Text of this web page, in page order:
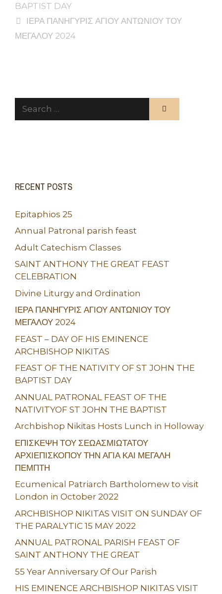
BAPTIST DAY
ΙΕΡΑ ΠΑΝΗΓΥΡΙΣ ΑΓΙΟΥ ΑΝΤΩΝΙΟΥ ΤΟΥ
ΜΕΓΑΛΟΥ 2024
RECENT POSTS
Epitaphios 25
Annual Patronal parish feast
Adult Catechism Classes
SAINT ANTHONY THE GREAT FEAST
CELEBRATION
Divine Liturgy and Ordination
ΙΕΡΑ ΠΑΝΗΓΥΡΙΣ ΑΓΙΟΥ ΑΝΤΩΝΙΟΥ ΤΟΥ
ΜΕΓΑΛΟΥ 2024
FEAST – DAY OF HIS EMINENCE
ARCHBISHOP NIKITAS
FEAST OF THE NATIVITY OF ST JOHN THE
BAPTIST DAY
ANNUAL PATRONAL FEAST OF THE
NATIVITYOF ST JOHN THE BAPTIST
Archbishop Nikitas Hosts Lunch in Holloway
ΕΠΙΣΚΕΨΗ ΤΟΥ ΣΕΩΑΣΜΙΩΤΑΤΟΥ
ΑΡΧΙΕΠΙΣΚΟΠΟΥ ΤΗΝ ΑΓΙΑ ΚΑΙ ΜΕΓΑΛΗ
ΠΕΜΠΤΗ
Ecumenical Patriarch Bartholomew to visit
London in October 2022
ARCHBISHOP NIKITAS VISIT ON SUNDAY OF
THE PARALYTIC 15 MAY 2022
ANNUAL PATRONAL PARISH FEAST OF
SAINT ANTHONY THE GREAT
55 Year Anniversary Of Our Parish
HIS EMINENCE ARCHBISHOP NIKITAS VISIT